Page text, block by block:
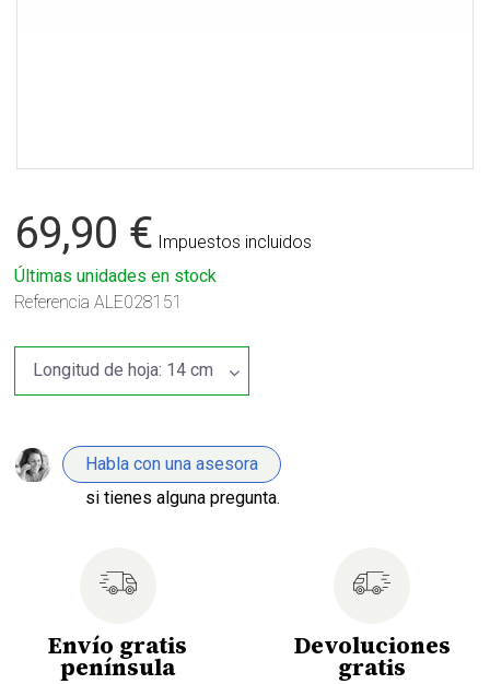
69,90 € Impuestos incluidos
Últimas unidades en stock
Referencia ALE028151
Habla con una asesora
si tienes alguna pregunta.
Envío gratis
península
Devoluciones
gratis